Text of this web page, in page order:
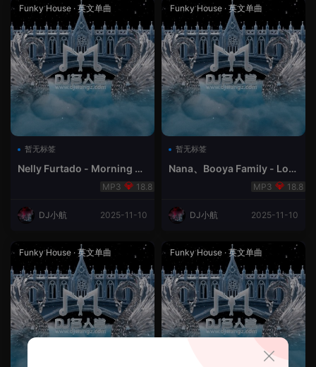
Funky House · 英文单曲
暂无标签
Nelly Furtado - Morning Af
18.8
DJ小航 2025-11-10
Funky House · 英文单曲
暂无标签
Nana、Booya Family - Lon
18.8
DJ小航 2025-11-10
Funky House · 英文单曲 Funky House · 英文单曲